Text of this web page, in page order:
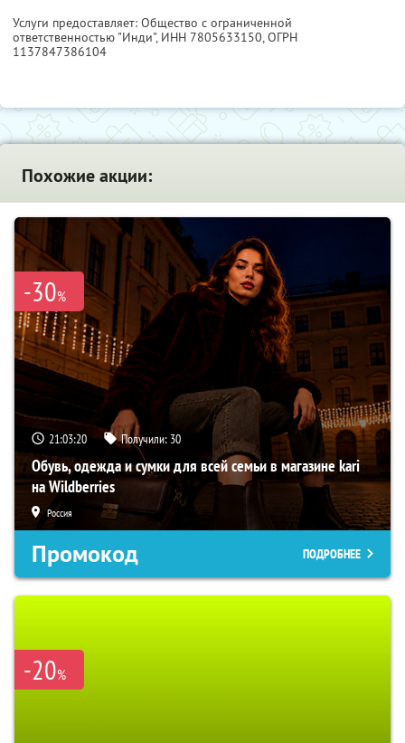
Услуги предоставляет: Общество с ограниченной
ответственностью "Инди", ИНН 7805633150, ОГРН
1137847386104
Похожие акции:
-30%
21:03:19 Получили: 30
Обувь, одежда и сумки для всей семьи в магазине kari
на Wildberries
Россия
Промокод ПОДРОБНЕЕ
-20%